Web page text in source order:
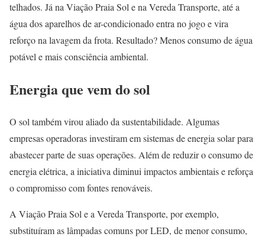
telhados. Já na Viação Praia Sol e na Vereda Transporte, até a
água dos aparelhos de ar-condicionado entra no jogo e vira
reforço na lavagem da frota. Resultado? Menos consumo de água
potável e mais consciência ambiental.
Energia que vem do sol
O sol também virou aliado da sustentabilidade. Algumas
empresas operadoras investiram em sistemas de energia solar para
abastecer parte de suas operações. Além de reduzir o consumo de
energia elétrica, a iniciativa diminui impactos ambientais e reforça
o compromisso com fontes renováveis.
A Viação Praia Sol e a Vereda Transporte, por exemplo,
substituíram as lâmpadas comuns por LED, de menor consumo,